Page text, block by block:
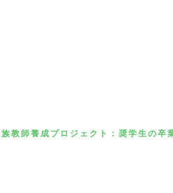
教師養成プロジェクト：奨学生の卒